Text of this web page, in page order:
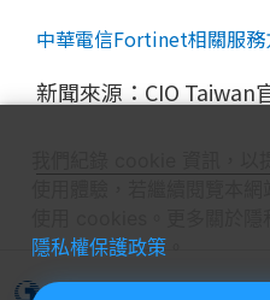
中華電信Fortinet相關服務
新聞來源：CIO Taiwan
我們紀錄 cookie 資訊，
隱私權保護政策。